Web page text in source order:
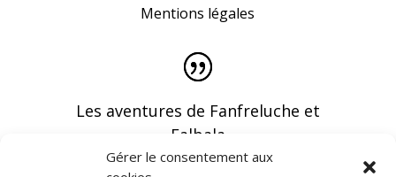
Gérer le consentement aux
Mentions légales
Les aventures de Fanfreluche et
Falbala